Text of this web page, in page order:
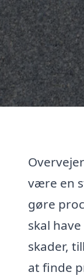
være en
gøre
skal
skader,
at finde